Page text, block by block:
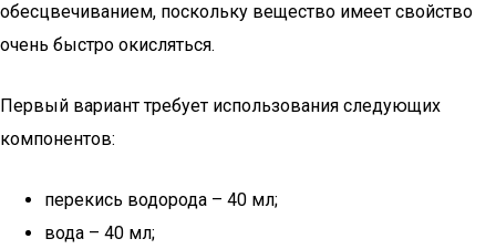
обесцвечиванием, поскольку вещество имеет свойство
очень быстро окисляться.
Первый вариант требует использования следующих
компонентов:
перекись водорода – 40 мл;
вода – 40 мл;